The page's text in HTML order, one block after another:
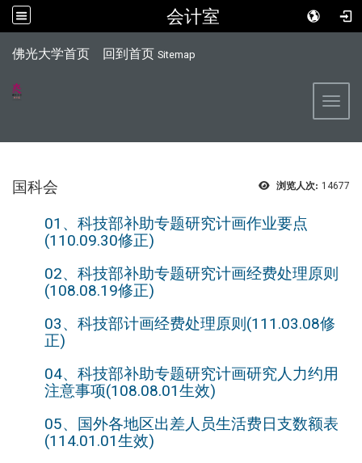
会计室
佛光大学首页 回到首页 Sitemap
浏览人次: 14677
国科会
01、科技部补助专题研究计画作业要点
(110.09.30修正)
02、科技部补助专题研究计画经费处理原则
(108.08.19修正)
03、科技部计画经费处理原则(111.03.08修
正)
04、科技部补助专题研究计画研究人力约用
注意事项(108.08.01生效)
05、 国外各地区出差人员生活费日支数额表
(114.01.01生效)